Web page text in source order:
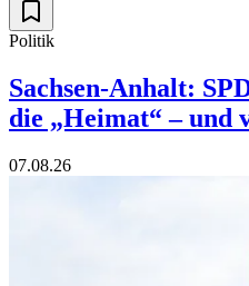
Politik
Sachsen-Anhalt:
die „Heimat“ – und
07.08.26